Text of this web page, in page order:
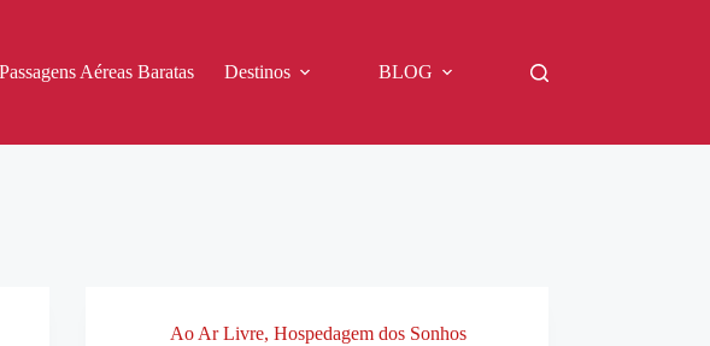
Passagens Aéreas Baratas Destinos BLOG
Ao Ar Livre,Hospedagem dos Sonhos